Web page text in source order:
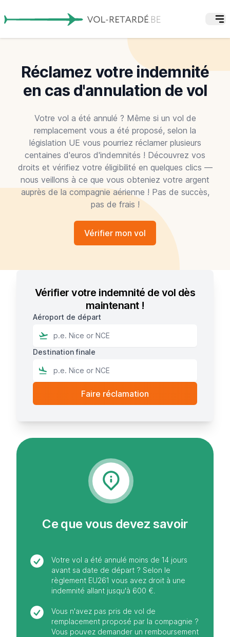
Réclamez votre indemnité
en cas d'annulation de vol
Votre vol a été annulé ? Même si un vol de
remplacement vous a été proposé, selon la
législation UE vous pourriez réclamer plusieurs
centaines d'euros d'indemnités ! Découvrez vos
droits et vérifiez votre éligibilité en quelques clics —
nous veillons à ce que vous obteniez votre argent
auprès de la compagnie aérienne ! Pas de succès,
pas de frais !
Vérifier mon vol
Vérifier votre indemnité de vol dès
maintenant !
Aéroport de départ
Destination finale
Ce que vous devez savoir
Votre vol a été annulé moins de 14 jours
avant sa date de départ ? Selon le
règlement EU261 vous avez droit à une
indemnité allant jusqu'à 600 €.
Vous n'avez pas pris de vol de
remplacement proposé par la compagnie ?
Vous pouvez demander un remboursement